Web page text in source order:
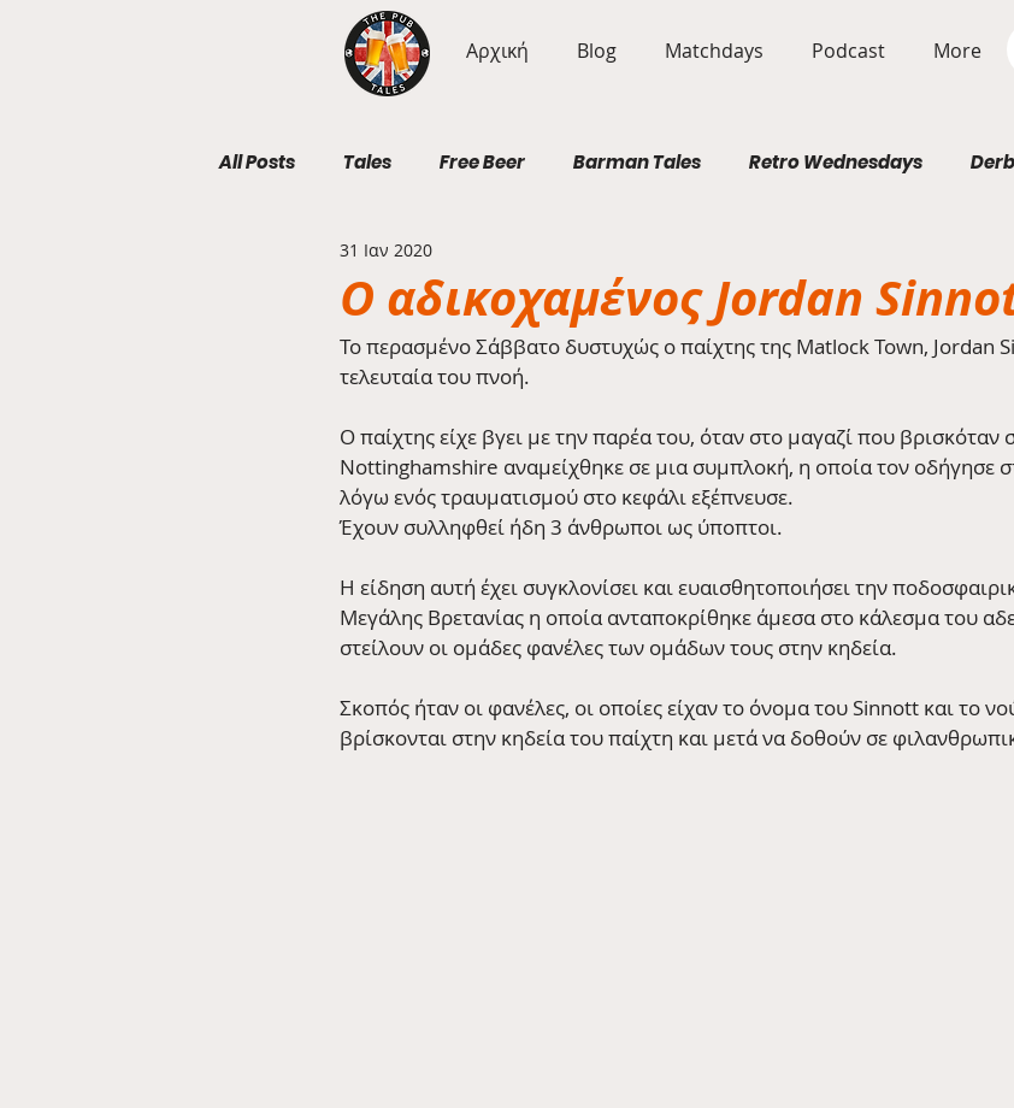
Αρχική Blog Matchdays Podcast More
All Posts Tales Free Beer Barman Tales Retro Wednesdays
Geography Wednesdays
O αδικοχαμένος Jordan
31 Ιαν 2020
Το περασμένο Σάββατο δυστυχώς ο παίχτης της Matlock Town, Jordan
τελευταία του πνοή.
Ο παίχτης είχε βγει με την παρέα του, όταν στο μαγαζί που
Nottinghamshire αναμείχθηκε σε μια συμπλοκή, η οποία τον οδήγησε
λόγω ενός τραυματισμού στο κεφάλι εξέπνευσε.
Έχουν συλληφθεί ήδη 3 άνθρωποι ως ύποπτοι.
Η είδηση αυτή έχει συγκλονίσει και ευαισθητοποιήσει την
Μεγάλης Βρετανίας η οποία ανταποκρίθηκε άμεσα στο κάλεσμα του
στείλουν οι ομάδες φανέλες των ομάδων τους στην κηδεία.
Σκοπός ήταν οι φανέλες, οι οποίες είχαν το όνομα του Sinnott και το
βρίσκονται στην κηδεία του παίχτη και μετά να δοθούν σε